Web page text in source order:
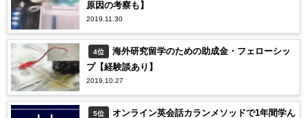
原因の考察も】
2019.11.30
4位
海外研究留学のための助成金・フェローシッ
プ【経験談あり】
2019.10.27
5位
オンライン英会話カランメソッドで1年間学ん